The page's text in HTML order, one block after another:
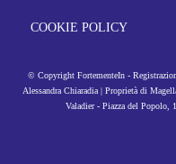
COOKIE POLICY
© Copyright FortementeIn -
Alessandra Chiaradia | Proprietà di
Valadier - Piazza del Popolo,